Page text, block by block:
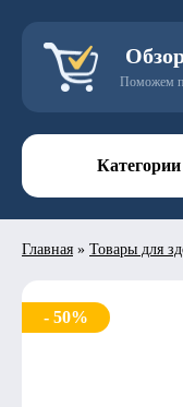
Поможем
Категории
Главная » Товары для
- 50%